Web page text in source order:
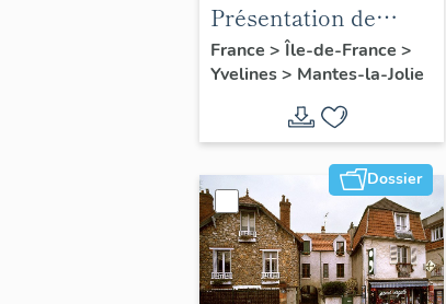
Présentation de
l'étude
France > Île-de-France >
Yvelines> Mantes-la-Jolie
Dossier